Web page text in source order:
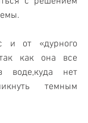
и от «дурного
как она все
воде,куда нет
темным